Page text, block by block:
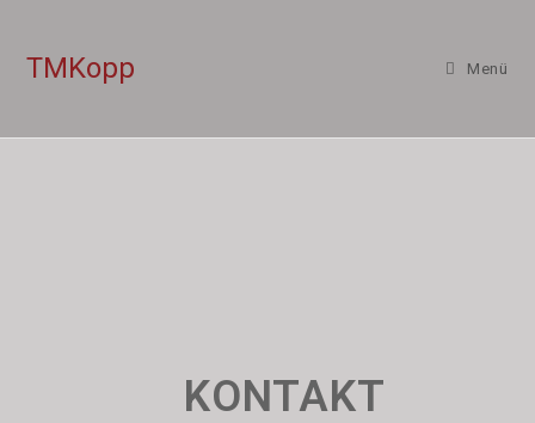
TMKopp Menü
KONTAKT